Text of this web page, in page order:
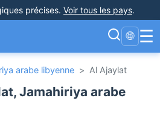
précises. Voir tous les pays.
🌐 ☰
arabe libyenne > Al Ajaylat
Jamahiriya arabe